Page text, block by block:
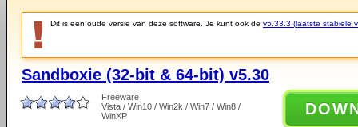
Dit is een oude versie van deze software. Je kunt ook de v5.33.3 (laatste stabiele
Sandboxie (32-bit & 64-bit) v5.30
Freeware
Vista / Win10 / Win2k / Win7 / Win8 /
WinXP